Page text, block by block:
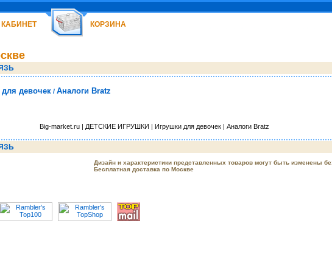
КОРЗИНА
для девочек / Аналоги Bratz
Big-market.ru | ДЕТСКИЕ ИГРУШКИ | Игрушки для девочек | Аналоги Bratz
Дизайн и характеристики представленных товаров могут быть изменены
Бесплатная доставка по Москве